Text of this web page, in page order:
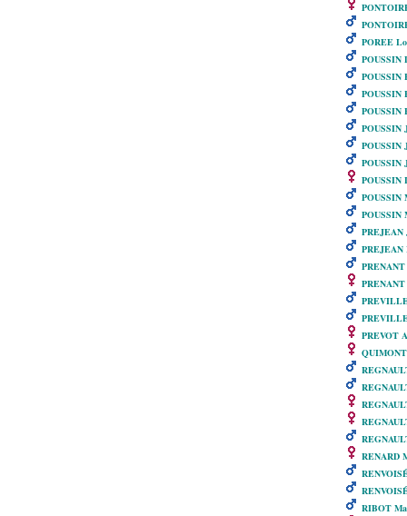
POREE
POUSSIN
POUSSIN
POUSSIN
POUSSIN
POUSSIN
POUSSIN
POUSSIN
POUSSIN
POUSSIN
POUSSIN
PREJEAN
PREJEAN
PRENANT
PREVOT
RENARD
RIBOT